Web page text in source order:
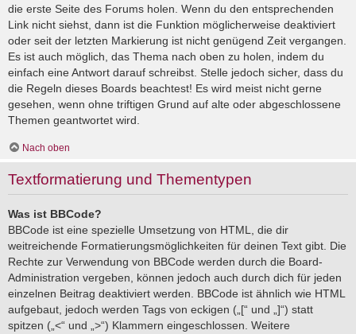
die erste Seite des Forums holen. Wenn du den entsprechenden
Link nicht siehst, dann ist die Funktion möglicherweise deaktiviert
oder seit der letzten Markierung ist nicht genügend Zeit vergangen.
Es ist auch möglich, das Thema nach oben zu holen, indem du
einfach eine Antwort darauf schreibst. Stelle jedoch sicher, dass du
die Regeln dieses Boards beachtest! Es wird meist nicht gerne
gesehen, wenn ohne triftigen Grund auf alte oder abgeschlossene
Themen geantwortet wird.
Nach oben
Textformatierung und Thementypen
Was ist BBCode?
BBCode ist eine spezielle Umsetzung von HTML, die dir
weitreichende Formatierungsmöglichkeiten für deinen Text gibt. Die
Rechte zur Verwendung von BBCode werden durch die Board-
Administration vergeben, können jedoch auch durch dich für jeden
einzelnen Beitrag deaktiviert werden. BBCode ist ähnlich wie HTML
aufgebaut, jedoch werden Tags von eckigen („[“ und „]“) statt
spitzen („<“ und „>“) Klammern eingeschlossen. Weitere